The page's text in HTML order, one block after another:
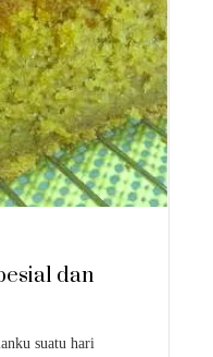
dan
suatu hari